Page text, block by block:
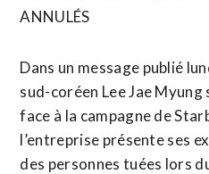
ANNULÉS
Dans un message publié
sud-coréen Lee Jae Myung
face à la campagne de
l’entreprise présente ses
des personnes tuées lors